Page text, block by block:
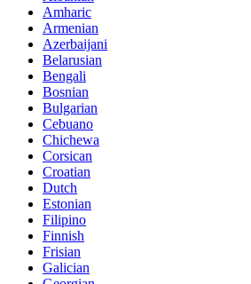
Amharic
Armenian
Azerbaijani
Belarusian
Bengali
Bosnian
Bulgarian
Cebuano
Chichewa
Corsican
Croatian
Dutch
Estonian
Filipino
Finnish
Frisian
Galician